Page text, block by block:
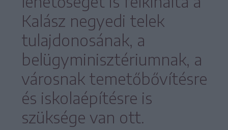
Kalász negyedi telek
tulajdonosának, a
belügyminisztériumnak, a
városnak temetőbővítésre
és iskolaépítésre is
szüksége van ott.